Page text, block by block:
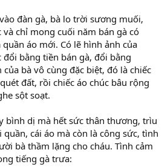
đàn gà, bà lo trời sương muối,
chỉ mong cuối năm bán gà có
áo mới. Có lẽ hình ảnh của
bằng tiền bán gà, đổi bằng
bà vô cùng đặc biệt, đó là chiếc
đất, rồi chiếc áo chúc bâu rộng
sột soạt.
bình dị mà hết sức thân thương, trìu
cái áo mà còn là công sức, tình
bà thầm lặng cho cháu. Tình cảm
tiếng gà trưa: